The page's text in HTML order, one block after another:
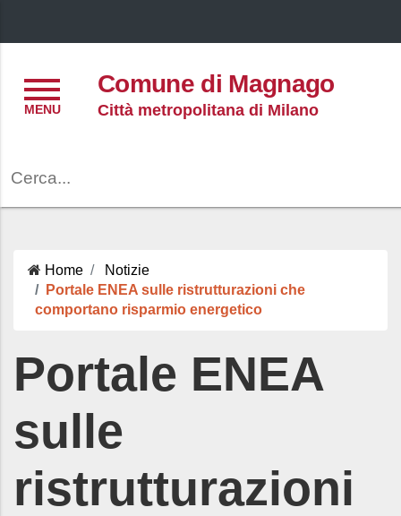
Comune di Magnago
Città metropolitana di Milano
Home
Notizie
Portale ENEA sulle ristrutturazioni che
comportano risparmio energetico
Portale ENEA
sulle
ristrutturazioni